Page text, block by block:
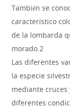
También se
característico
de la lombarda
morado.2
Las diferentes
la especie
mediante cruces
diferentes